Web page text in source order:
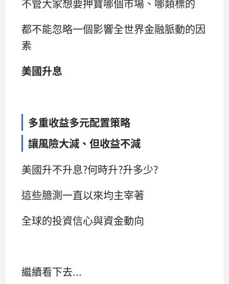
不管大家想要押寶哪個市場、哪類標的
都不能忽略一個影響全世界金融脈動的因
素
美國升息
多重收益多元配置策略
讓風險大減、但收益不減
美國升不升息?何時升?升多少?
這些臆測一直以來均主宰著
全球的投資信心與資金動向
繼續看下去...